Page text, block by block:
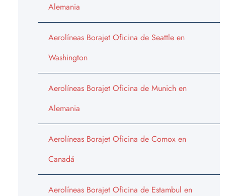
Alemania
Aerolíneas Borajet Oficina de Seattle en
Washington
Aerolíneas Borajet Oficina de Munich en
Alemania
Aerolíneas Borajet Oficina de Comox en
Canadá
Aerolíneas Borajet Oficina de Estambul en